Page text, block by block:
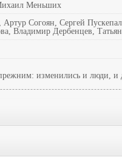
Меньших
Согоян, Сергей
Владимир Дербенцев,
изменились и люди,